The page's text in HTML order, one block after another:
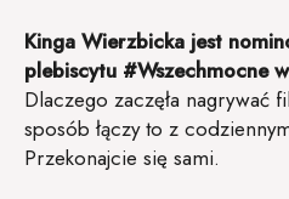
Kinga Wierzbicka jest
plebiscytu #Wszechmocne
Dlaczego zaczęła nagrywać
sposób łączy to z
Przekonajcie się sami.